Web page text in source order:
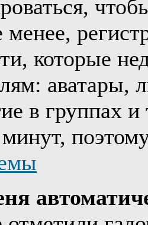
которые
аватары,
в группах и